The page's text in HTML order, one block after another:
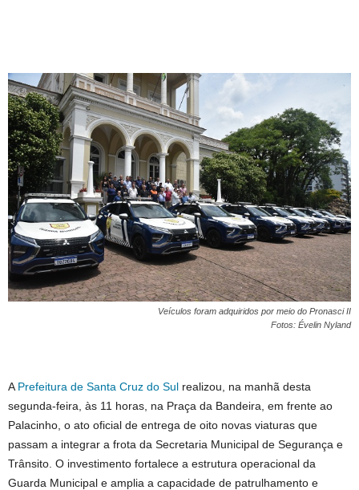
Veículos foram adquiridos por meio do Pronasci II
Fotos: Évelin Nyland
A Prefeitura de Santa Cruz do Sul realizou, na manhã desta
segunda-feira, às 11 horas, na Praça da Bandeira, em frente ao
Palacinho, o ato oficial de entrega de oito novas viaturas que
passam a integrar a frota da Secretaria Municipal de Segurança e
Trânsito. O investimento fortalece a estrutura operacional da
Guarda Municipal e amplia a capacidade de patrulhamento e